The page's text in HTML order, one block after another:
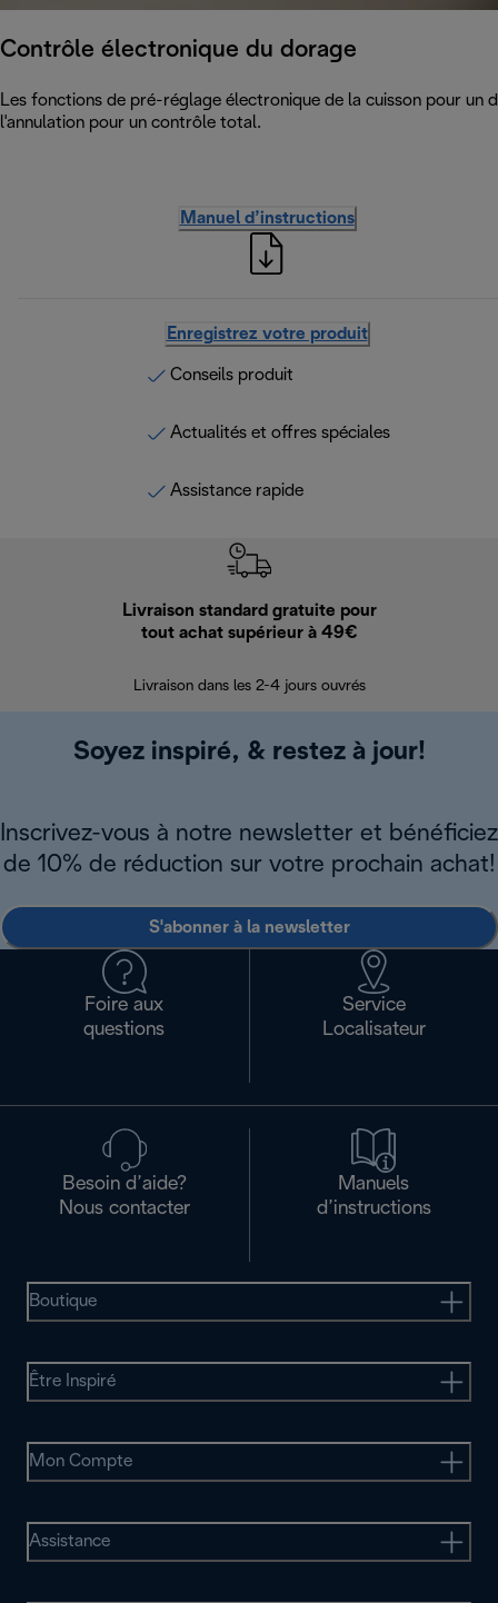
Contrôle électronique du dorage
Les fonctions de pré-réglage électronique de la cuisson pour
l'annulation pour un contrôle total.
Manuel d’instructions
Enregistrez votre produit
Conseils produit
Actualités et offres spéciales
Assistance rapide
Livraison standard gratuite pour
tout achat supérieur à 49€
Livraison dans les 2-4 jours ouvrés
Soyez inspiré, & restez à jour!
Inscrivez-vous à notre newsletter et bénéficiez
de 10% de réduction sur votre prochain achat!
S'abonner à la newsletter
Foire aux
questions
Service
Localisateur
Besoin d’aide?
Nous contacter
Manuels
d’instructions
Boutique
Être Inspiré
Mon Compte
Assistance